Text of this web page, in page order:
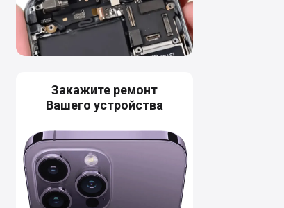
Закажите ремонт
Вашего устройства